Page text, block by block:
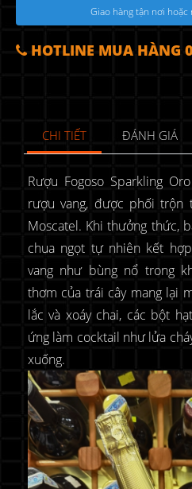
Giao hàng tận nơi hoặc
HOTLINE MUA HÀNG
CHI TIẾT ĐÁNH GIÁ
Rượu Fogoso Sparkling
rượu vang, được phối
Moscatel. Khi thưởng thức,
chua ngọt tự nhiên kết
vang như bùng nổ trong
thơm của trái cây mang lại
lắc và xoáy chai, các bột
ứng làm cocktail như lửa
xuống.